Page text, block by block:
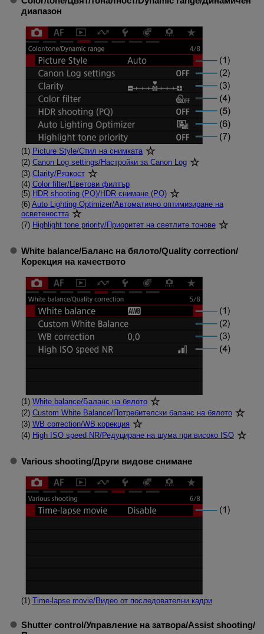
диапазон
(1) Picture Style/Стил на снимката
(2) Canon Log settings/Настройки за Canon Log
(3) Clarity/Рязкост
(4) Color filter/Цветови филтър
(5) HDR shooting (PQ)/HDR снимане (PQ)
(6) Auto Lighting Optimizer/Автоматично оптимизиране на
осветеността
(7) Highlight tone priority/Приоритет на светлите тонове
White balance/Баланс на бялото/Quality correction/
Корекция на качеството
(1) White balance/Баланс на бялото
(2) Custom White Balance/Потребителски баланс на бялото
(3) WB correction/WB корекция
(4) High ISO speed NR/Редуциране на шума при високо ISO
Various shooting/Други видове снимане
(1) Time-lapse movie/Видео от последователни кадри
Shutter control/Управление на затвора/Assist shooting/